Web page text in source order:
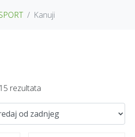
Kanuji
rezultata